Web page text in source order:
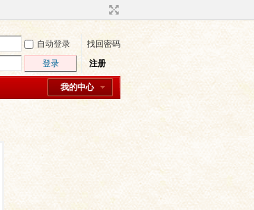
自动登录
找回密码
登录 注册
我的中心